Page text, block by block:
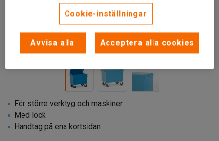
Liknande produkter
För större verktyg och maskiner
Med lock
Handtag på ena kortsidan
Cookie-inställningar
Avvisa alla Acceptera alla cookies